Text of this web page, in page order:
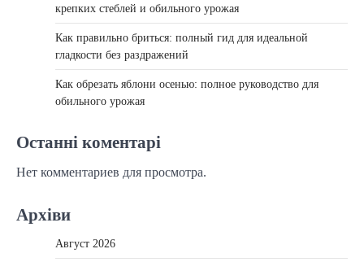
крепких стеблей и обильного урожая
Как правильно бриться: полный гид для идеальной
гладкости без раздражений
Как обрезать яблони осенью: полное руководство для
обильного урожая
Останні коментарі
Нет комментариев для просмотра.
Архіви
Август 2026